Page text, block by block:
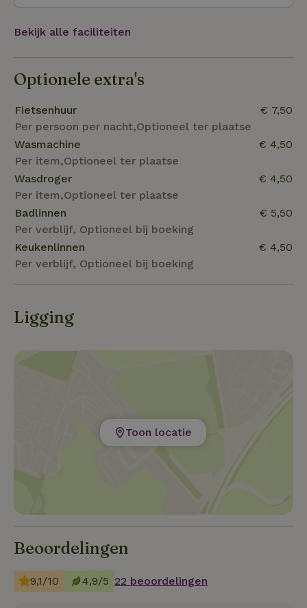
kilometer en Munster op 63 kilometer
Bekijk alle faciliteiten
Optionele extra's
Fietsenhuur
Per persoon per nacht,Optioneel ter plaatse
€ 7,50
Wasmachine
Per item,Optioneel ter plaatse
€ 4,50
Wasdroger
Per item,Optioneel ter plaatse
€ 4,50
Badlinnen
Per verblijf, Optioneel bij boeking
€ 5,50
Keukenlinnen
Per verblijf, Optioneel bij boeking
€ 4,50
Ligging
Toon locatie
Beoordelingen
9,1/10 4,9/5 22 beoordelingen